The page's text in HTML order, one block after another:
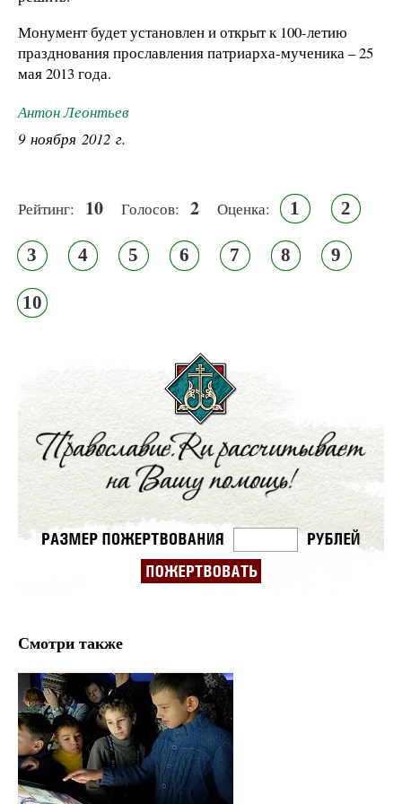
Монумент будет установлен и открыт к 100-летию
празднования прославления патриарха-мученика – 25
мая 2013 года.
Антон Леонтьев
9 ноября 2012 г.
Рейтинг: 10 Голосов: 2 Оценка: 1 2
3 4 5 6 7 8 9
10
Смотри также